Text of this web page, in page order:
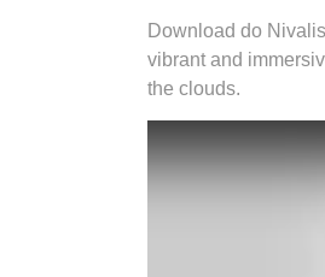
nosso mecanimos
rodando tudo liso.
desfrutar de 100%
Download do
vibrant and
the clouds.